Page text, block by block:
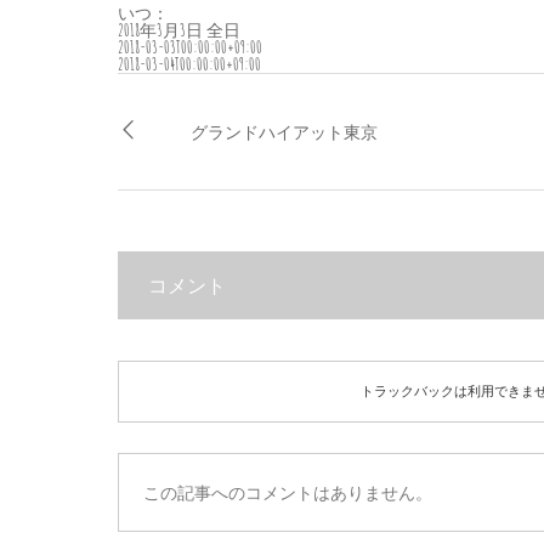
いつ：
2018年3月3日 全日
2018-03-03T00:00:00+09:00
2018-03-04T00:00:00+09:00
グランドハイアット東京
コメント
トラックバックは利用できませ
この記事へのコメントはありません。